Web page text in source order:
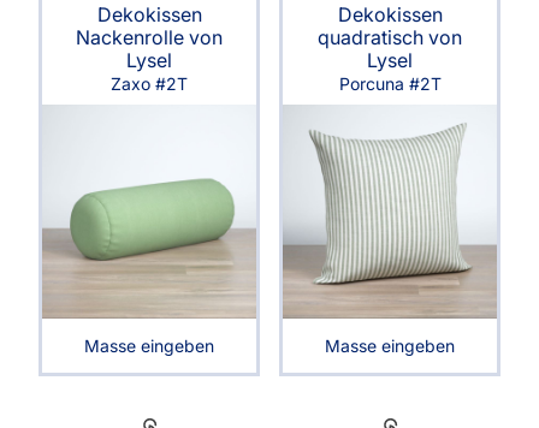
Dekokissen
Nackenrolle von
Lysel
Zaxo #2T
Masse eingeben
Dekokissen
quadratisch von
Lysel
Porcuna #2T
Masse eingeben